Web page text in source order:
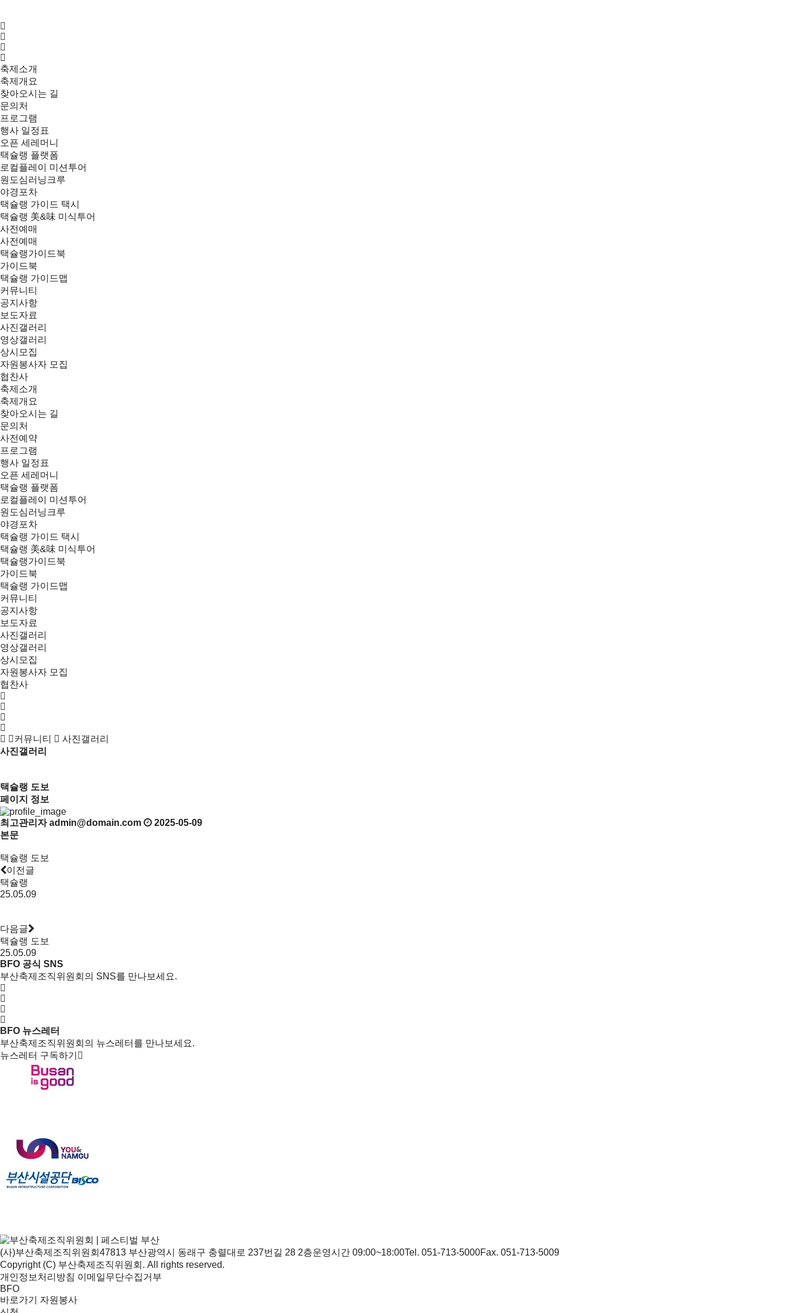
축제소개
축제개요
찾아오시는 길
문의처
프로그램
행사 일정표
오픈 세레머니
택슐랭 플랫폼
로컬플레이 미션투어
원도심러닝크루
야경포차
택슐랭 가이드 택시
택슐랭 美&味 미식투어
사전예매
사전예매
택슐랭가이드북
가이드북
택슐랭 가이드맵
커뮤니티
공지사항
보도자료
사진갤러리
영상갤러리
상시모집
자원봉사자 모집
협찬사
축제소개
축제개요
찾아오시는 길
문의처
사전예약
프로그램
행사 일정표
오픈 세레머니
택슐랭 플랫폼
로컬플레이 미션투어
원도심러닝크루
야경포차
택슐랭 가이드 택시
택슐랭 美&味 미식투어
택슐랭가이드북
가이드북
택슐랭 가이드맵
커뮤니티
공지사항
보도자료
사진갤러리
영상갤러리
상시모집
자원봉사자 모집
협찬사
커뮤니티
사진갤러리
사진갤러리
택슐랭 도보
페이지 정보
최고관리자 admin@domain.com
2025-05-09
본문
택슐랭 도보
이전글
택슐랭
25.05.09
다음글
택슐랭 도보
25.05.09
BFO 공식 SNS
부산축제조직위원회의 SNS를 만나보세요.
BFO 뉴스레터
부산축제조직위원회의 뉴스레터를 만나보세요.
뉴스레터 구독하기
(사)부산축제조직위원회 47813 부산광역시 동래구 충렬대로 237번길 28 2층운영시간 09:00~18:00Tel. 051-713-5000Fax. 051-713-5009
Copyright (C) 부산축제조직위원회. All rights reserved.
개인정보처리방침 이메일무단수집거부
BFO
바로가기
자원봉사